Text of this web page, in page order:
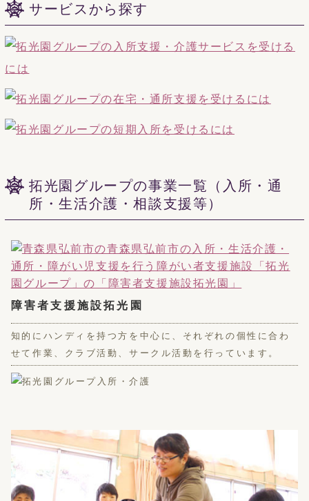
サービスから探す
拓光園グループの事業一覧（入所・通
所・生活介護・相談支援等）
障害者支援施設拓光園
知的にハンディを持つ方を中心に、それぞれの個性に合わ
せて作業、クラブ活動、サークル活動を行っています。